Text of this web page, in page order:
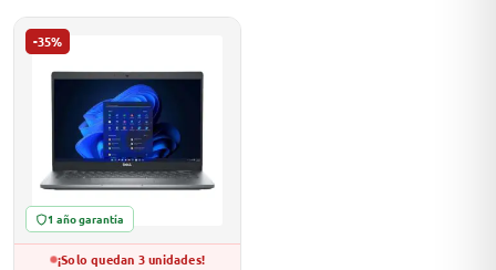
→
-35%
1 año garantía
¡Solo quedan 3 unidades!